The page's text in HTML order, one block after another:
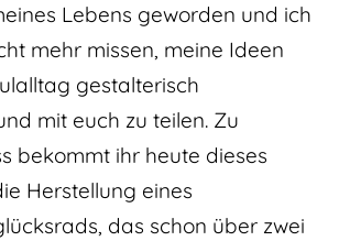
Lebens geworden und ich
mehr missen, meine Ideen
gestalterisch
mit euch zu teilen. Zu
bekommt ihr heute dieses
Herstellung eines
das schon über zwei